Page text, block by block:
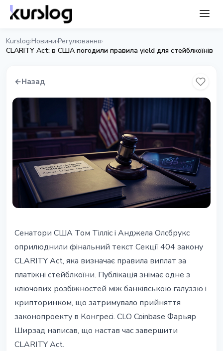
Kurslog›Новини›Регулювання›
CLARITY Act: в США погодили правила yield для стейблкоїнів
←Назад
CLARITY Act: в США погодили
правила yield для стейблкоїнів
2 травня 2026 р.3 хв читання
Наталія Дорофєєва
Сенатори США Том Тілліс і Анджела Олсбрукс
оприлюднили фінальний текст Секції 404 закону
CLARITY Act, яка визначає правила виплат за
платіжні стейблкоїни. Публікація знімає одне з
ключових розбіжностей між банківською галуззю і
крипторинком, що затримувало прийняття
законопроекту в Конгресі. CLO Coinbase Фарьяр
Ширзад написав, що настав час завершити
CLARITY Act.